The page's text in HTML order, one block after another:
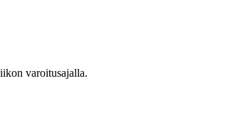
varoitusajalla.